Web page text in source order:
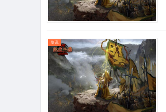
资讯